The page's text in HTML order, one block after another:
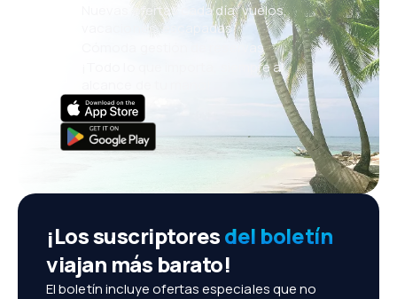
Nuevas ofertas cada día: vuelos,
vacaciones, escapadas
Cómoda gestión de reservas
¡Todo lo que importa, siempre al
¡Los suscriptoresdel boletín
viajan más barato!
El boletín incluye ofertas especiales que no